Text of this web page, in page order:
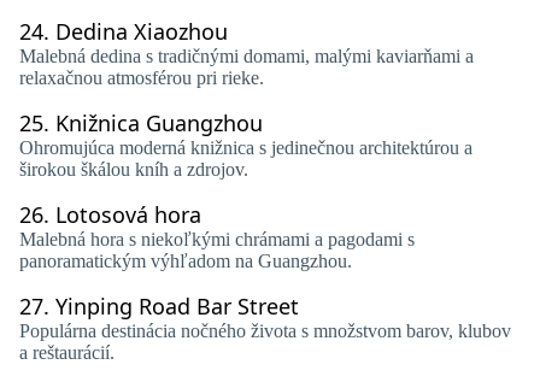
24. Dedina Xiaozhou
Malebná dedina s tradičnými domami, malými kaviarňami a
relaxačnou atmosférou pri rieke.
25. Knižnica Guangzhou
Ohromujúca moderná knižnica s jedinečnou architektúrou a
širokou škálou kníh a zdrojov.
26. Lotosová hora
Malebná hora s niekoľkými chrámami a pagodami s
panoramatickým výhľadom na Guangzhou.
27. Yinping Road Bar Street
Populárna destinácia nočného života s množstvom barov, klubov
a reštaurácií.